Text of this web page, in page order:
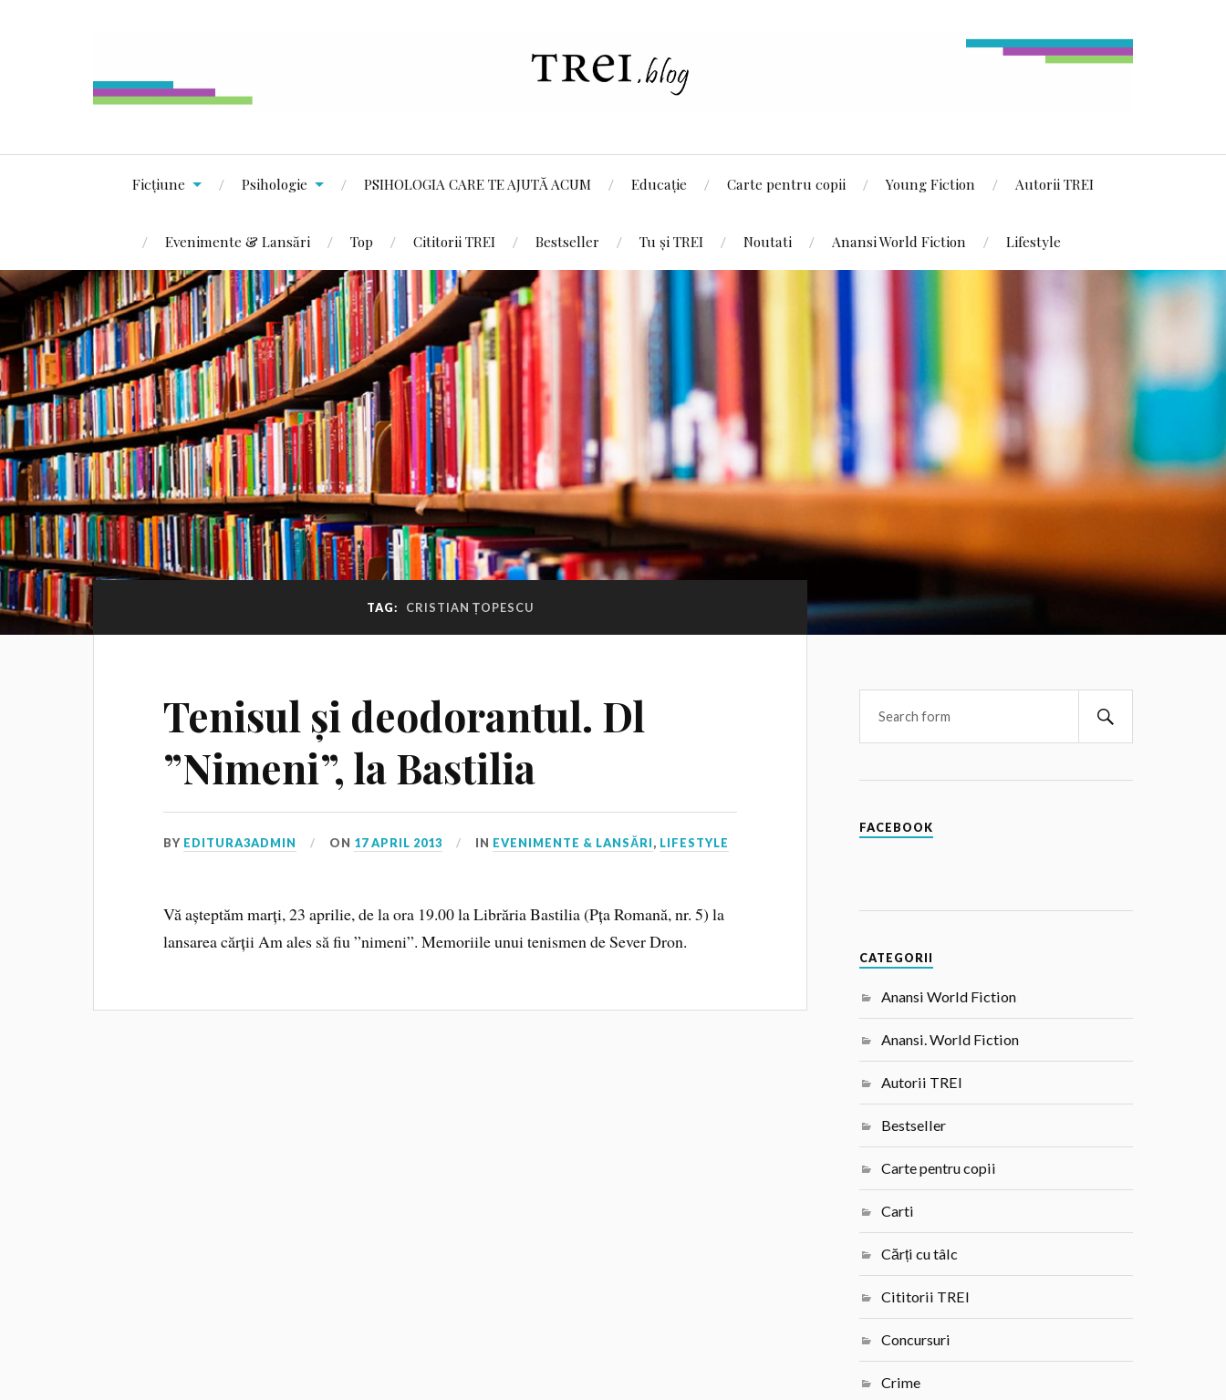
Ficțiune Psihologie PSIHOLOGIA CARE TE AJUTĂ ACUM Educație Carte pentru copii Young Fiction Autorii TREI
Evenimente & Lansări Top Cititorii TREI Bestseller Tu și TREI Noutati Anansi World Fiction Lifestyle
TAG: CRISTIAN ȚOPESCU
Tenisul și deodorantul. Dl
”Nimeni”, la Bastilia
BY EDITURA3ADMIN ON 17 APRIL 2013 IN EVENIMENTE & LANSĂRI, LIFESTYLE
Vă așteptăm marți, 23 aprilie, de la ora 19.00 la Librăria Bastilia (Pța Romană, nr. 5) la
lansarea cărții Am ales să fiu ”nimeni”. Memoriile unui tenismen de Sever Dron.
FACEBOOK
CATEGORII
Anansi World Fiction
Anansi. World Fiction
Autorii TREI
Bestseller
Carte pentru copii
Carti
Cărți cu tâlc
Cititorii TREI
Concursuri
Crime